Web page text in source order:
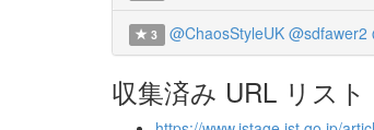
3 @ChaosStyleUK @sdfawer2
収集済み URL リスト